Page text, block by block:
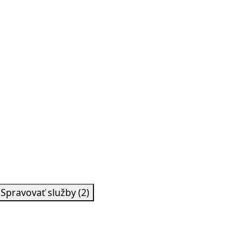
Spravovať služby(2)